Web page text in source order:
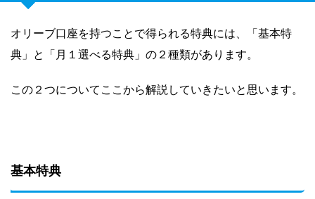
オリーブ口座を持つことで得られる特典には、「基本特
典」と「月１選べる特典」の２種類があります。
この２つについてここから解説していきたいと思います。
基本特典